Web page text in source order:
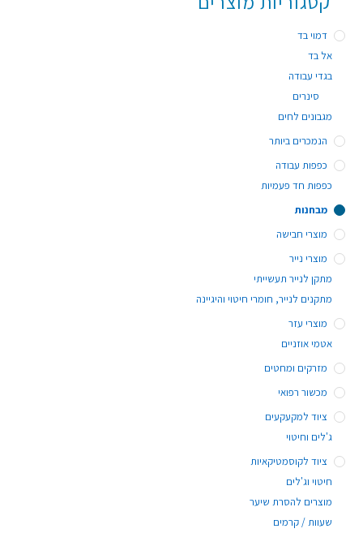
דמוי בד
אל בד
בגדי עבודה
סינרים
מגבונים לחים
הנמכרים ביותר
כפפות עבודה
כפפות חד פעמיות
מבחנות
מוצרי חבישה
מוצרי נייר
מתקן לנייר תעשייתי
מתקנים לנייר, חומרי חיטוי והיגיינה
מוצרי עזר
אטמי אוזניים
מזרקים ומחטים
מכשור רפואי
ציוד למקעקעים
ג'לים וחיטוי
ציוד לקוסמטיקאיות
חיטוי וג'לים
מוצרים להסרת שיער
שעוות / קרמים